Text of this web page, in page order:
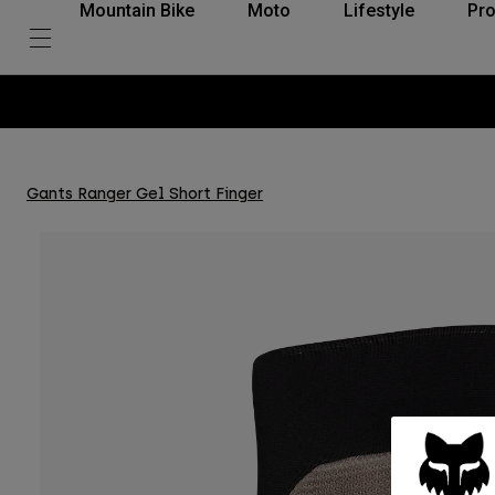
Mountain Bike Moto Lifestyle
Gants Ranger Gel Short Finger